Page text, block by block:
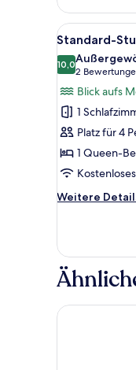
Doppel-
oder
-
Balkon,
Parkblick
Alle
Fotos
für
Standard-
Studio,
Balkon,
Meerblick
anzeigen
9
Standard-
10,010,0 von 10
2
(2
Blick aufs
1
Platz für 4
1 Queen-
Weitere
Weitere
Studio,
Balkon,
Meerblick
Hotel Bulgaria